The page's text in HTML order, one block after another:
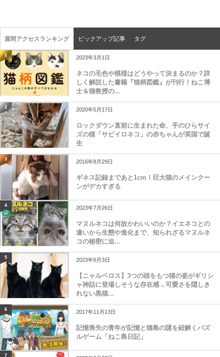
週間アクセスランキング ピックアップ記事 タグ
1 2023年3月1日
ネコの毛色や模様はどうやって決まるのか？詳
しく解説した書籍『猫柄図鑑』が刊行！ねこ博
士＆猫教授の...
2 2020年5月17日
ロックダウン直前に生まれた命、手のひらサイ
ズの猫「サビイロネコ」の赤ちゃんが英国で誕
生
3 2016年8月29日
ギネス記録まであと1cm！巨大猫のメインクー
ンがデカすぎる
4 2023年7月26日
マヌルネコは何故かわいいのか？イエネコとの
違いから生態や進化まで、知られざるマヌルネ
コの秘密に迫...
5 2023年6月3日
【ニャルベロス】3つの頭をもつ猫の姿がギリシ
ャ神話に登場しそうな存在感→可愛さを隠しき
れない黒猫...
6 2017年11月13日
記憶喪失の青年が記憶と猫島の謎を紐解くパズ
ルゲーム「ねこ島日記」
7